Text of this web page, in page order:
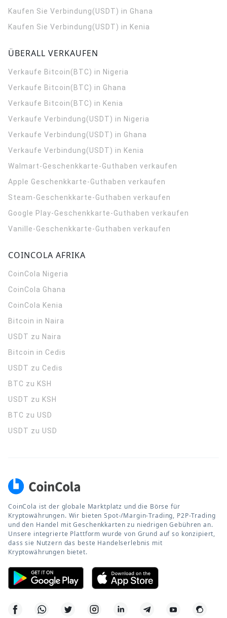
Kaufen Sie Verbindung(USDT) in Ghana
Kaufen Sie Verbindung(USDT) in Kenia
ÜBERALL VERKAUFEN
Verkaufe Bitcoin(BTC) in Nigeria
Verkaufe Bitcoin(BTC) in Ghana
Verkaufe Bitcoin(BTC) in Kenia
Verkaufe Verbindung(USDT) in Nigeria
Verkaufe Verbindung(USDT) in Ghana
Verkaufe Verbindung(USDT) in Kenia
Walmart-Geschenkkarte-Guthaben verkaufen
Apple Geschenkkarte-Guthaben verkaufen
Steam-Geschenkkarte-Guthaben verkaufen
Google Play-Geschenkkarte-Guthaben verkaufen
Vanille-Geschenkkarte-Guthaben verkaufen
COINCOLA AFRIKA
CoinCola Nigeria
CoinCola Ghana
CoinCola Kenia
Bitcoin in Naira
USDT zu Naira
Bitcoin in Cedis
USDT zu Cedis
BTC zu KSH
USDT zu KSH
BTC zu USD
USDT zu USD
CoinCola ist der globale Marktplatz und die Börse für
Kryptowährungen. Wir bieten Spot-/Margin-Trading, P2P-Trading
und den Handel mit Geschenkkarten zu niedrigen Gebühren an.
Unsere integrierte Plattform wurde von Grund auf so konzipiert,
dass sie Nutzern das beste Handelserlebnis mit
Kryptowährungen bietet.